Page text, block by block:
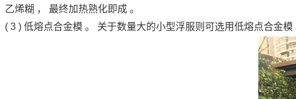
乙烯糊 ， 最终加热熟化即成 。
( 3 ) 低熔点合金模 。 关于数量大的小型浮服则可选用低熔点合金